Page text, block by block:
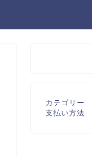
カテゴリー
支払い方法